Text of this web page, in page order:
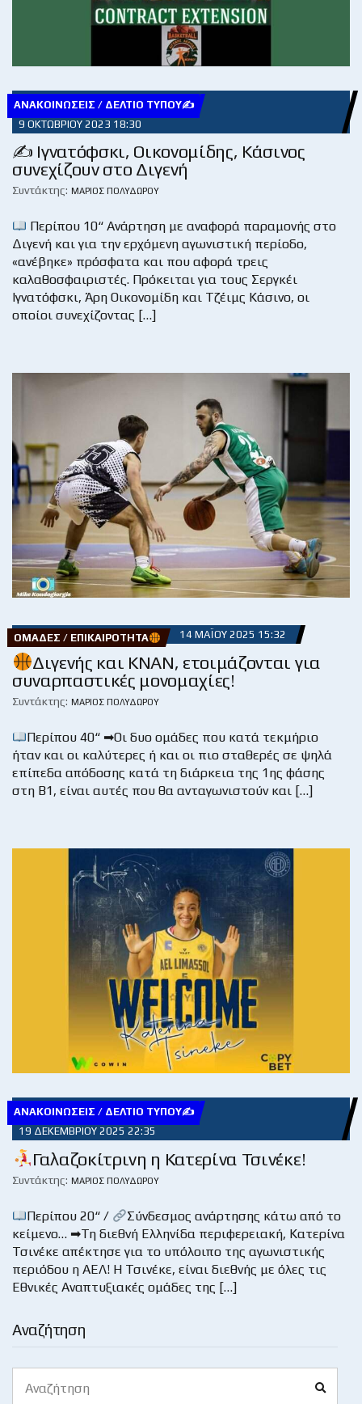
Αναζήτηση
for:
ΑΝΑΚΟΙΝΏΣΕΙΣ / ΔΕΛΤΊΟ ΤΎΠΟΥ✍
9 ΟΚΤΩΒΡΊΟΥ 2023 18:30
✍ Ιγνατόφσκι, Οικονομίδης, Κάσινος
συνεχίζουν στο Διγενή
Συντάκτης: ΜΆΡΙΟΣ ΠΟΛΥΔΏΡΟΥ
Περίπου 10“ Ανάρτηση με αναφορά παραμονής στο
Διγενή και για την ερχόμενη αγωνιστική περίοδο,
«ανέβηκε» πρόσφατα και που αφορά τρεις
καλαθοσφαιριστές. Πρόκειται για τους Σεργκέι
Ιγνατόφσκι, Άρη Οικονομίδη και Τζέιμς Κάσινο, οι
οποίοι συνεχίζοντας […]
ΟΜΆΔΕΣ / ΕΠΙΚΑΙΡΌΤΗΤΑ 14 ΜΑΪ́ΟΥ 2025 15:32
Διγενής και ΚΝΑΝ, ετοιμάζονται για
συναρπαστικές μονομαχίες!
Συντάκτης: ΜΆΡΙΟΣ ΠΟΛΥΔΏΡΟΥ
Περίπου 40“ ➡Οι δυο ομάδες που κατά τεκμήριο
ήταν και οι καλύτερες ή και οι πιο σταθερές σε ψηλά
επίπεδα απόδοσης κατά τη διάρκεια της 1ης φάσης
στη Β1, είναι αυτές που θα ανταγωνιστούν και […]
ΑΝΑΚΟΙΝΏΣΕΙΣ / ΔΕΛΤΊΟ ΤΎΠΟΥ✍
19 ΔΕΚΕΜΒΡΊΟΥ 2025 22:35
Γαλαζοκίτρινη η Κατερίνα Τσινέκε!
Συντάκτης: ΜΆΡΙΟΣ ΠΟΛΥΔΏΡΟΥ
Περίπου 20“ /
Σύνδεσμος ανάρτησης κάτω από το
κείμενο… ➡Τη διεθνή Ελληνίδα περιφερειακή, Κατερίνα
Τσινέκε απέκτησε για το υπόλοιπο της αγωνιστικής
περιόδου η ΑΕΛ! Η Τσινέκε, είναι διεθνής με όλες τις
Εθνικές Αναπτυξιακές ομάδες της […]